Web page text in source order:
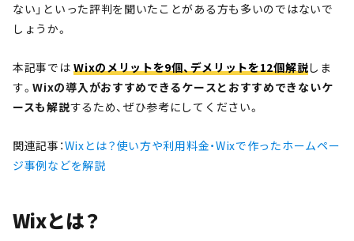
ない」といった評判を聞いたことがある方も多いのではないで
しょうか。
本記事ではWixのメリットを9個、デメリットを12個解説しま
す。Wixの導入がおすすめできるケースとおすすめできないケ
ースも解説するため、ぜひ参考にしてください。
関連記事：Wixとは？使い方や利用料金・Wixで作ったホームペー
ジ事例などを解説
Wixとは？